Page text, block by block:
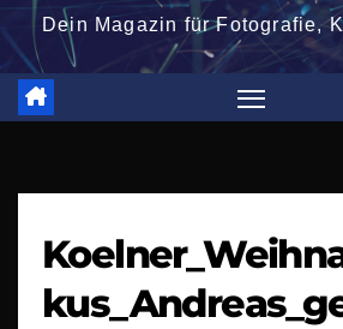
Dein Magazin für Fotografie,